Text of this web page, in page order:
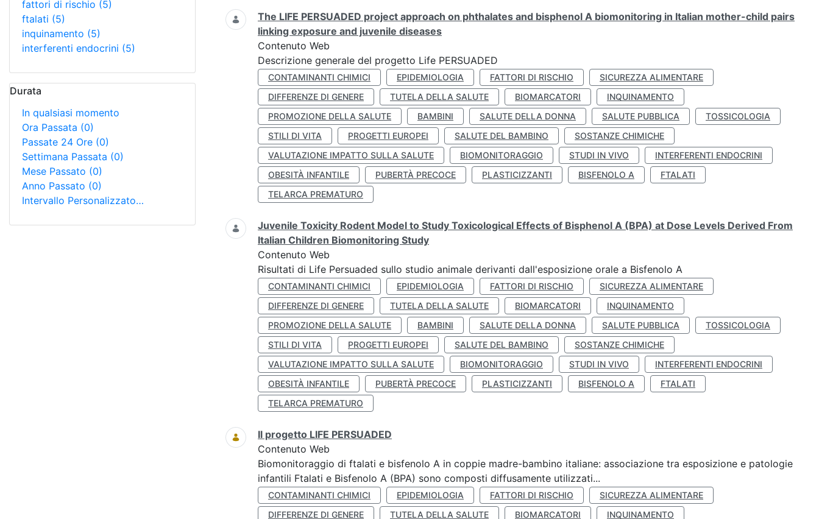
fattori di rischio (5)
ftalati (5)
inquinamento (5)
interferenti endocrini (5)
Durata
In qualsiasi momento
Ora Passata (0)
Passate 24 Ore (0)
Settimana Passata (0)
Mese Passato (0)
Anno Passato (0)
Intervallo Personalizzato…
The LIFE PERSUADED project approach on phthalates and bisphenol A biomonitoring in Italian mother-child pairs
linking exposure and juvenile diseases
Contenuto Web
Descrizione generale del progetto Life PERSUADED
CONTAMINANTI CHIMICI EPIDEMIOLOGIA FATTORI DI RISCHIO
SICUREZZA ALIMENTARE
DIFFERENZE DI GENERE
TUTELA DELLA SALUTE BIOMARCATORI
INQUINAMENTO
PROMOZIONE DELLA SALUTE
BAMBINI SALUTE DELLA DONNA SALUTE PUBBLICA
TOSSICOLOGIA
STILI DI VITA
PROGETTI EUROPEI SALUTE DEL BAMBINO
SOSTANZE CHIMICHE
VALUTAZIONE IMPATTO SULLA SALUTE
BIOMONITORAGGIO STUDI IN VIVO
INTERFERENTI ENDOCRINI
OBESITÀ INFANTILE
PUBERTÀ PRECOCE PLASTICIZZANTI BISFENOLO A
FTALATI
TELARCA PREMATURO
Juvenile Toxicity Rodent Model to Study Toxicological Effects of Bisphenol A (BPA) at Dose Levels Derived From
Italian Children Biomonitoring Study
Contenuto Web
Risultati di Life Persuaded sullo studio animale derivanti dall'esposizione orale a Bisfenolo A
CONTAMINANTI CHIMICI EPIDEMIOLOGIA FATTORI DI RISCHIO
SICUREZZA ALIMENTARE
DIFFERENZE DI GENERE
TUTELA DELLA SALUTE BIOMARCATORI
INQUINAMENTO
PROMOZIONE DELLA SALUTE
BAMBINI SALUTE DELLA DONNA SALUTE PUBBLICA
TOSSICOLOGIA
STILI DI VITA
PROGETTI EUROPEI SALUTE DEL BAMBINO
SOSTANZE CHIMICHE
VALUTAZIONE IMPATTO SULLA SALUTE
BIOMONITORAGGIO STUDI IN VIVO
INTERFERENTI ENDOCRINI
OBESITÀ INFANTILE
PUBERTÀ PRECOCE PLASTICIZZANTI BISFENOLO A
FTALATI
TELARCA PREMATURO
Il progetto LIFE PERSUADED
Contenuto Web
Biomonitoraggio di ftalati e bisfenolo A in coppie madre-bambino italiane: associazione tra esposizione e patologie
infantili Ftalati e Bisfenolo A (BPA) sono composti diffusamente utilizzati...
CONTAMINANTI CHIMICI EPIDEMIOLOGIA FATTORI DI RISCHIO
SICUREZZA ALIMENTARE
DIFFERENZE DI GENERE
TUTELA DELLA SALUTE BIOMARCATORI
INQUINAMENTO